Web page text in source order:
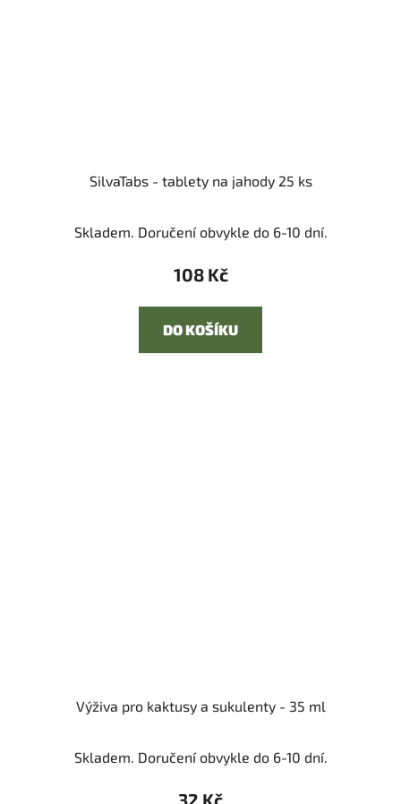
SilvaTabs - tablety na jahody 25 ks
Skladem. Doručení obvykle do 6-10 dní.
108 Kč
DO KOŠÍKU
Výživa pro kaktusy a sukulenty - 35 ml
Skladem. Doručení obvykle do 6-10 dní.
32 Kč